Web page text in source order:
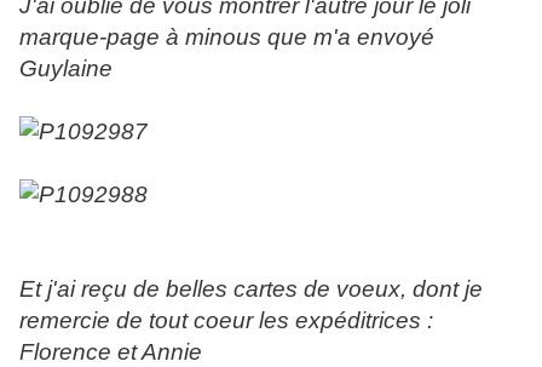
J'ai oublié de vous montrer l'autre jour le joli
marque-page à minous que m'a envoyé
Guylaine
Et j'ai reçu de belles cartes de voeux, dont je
remercie de tout coeur les expéditrices :
Florence et Annie